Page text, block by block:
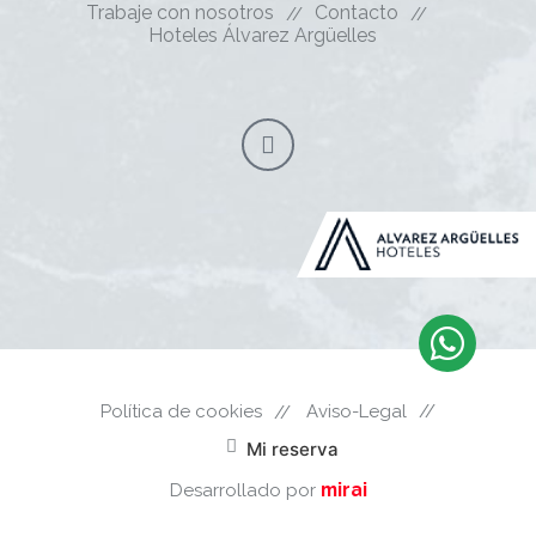
Trabaje con nosotros
Contacto
Hoteles Álvarez Argüelles
Política de cookies Aviso-Legal
Mi reserva
Desarrollado por mirai